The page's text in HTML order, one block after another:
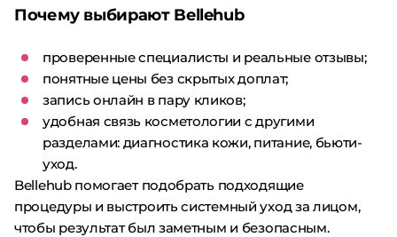
Почему выбирают Bellehub
проверенные специалисты и реальные отзывы;
понятные цены без скрытых доплат;
запись онлайн в пару кликов;
удобная связь косметологии с другими
разделами: диагностика кожи, питание, бьюти-
уход.
Bellehub помогает подобрать подходящие
процедуры и выстроить системный уход за лицом,
чтобы результат был заметным и безопасным.